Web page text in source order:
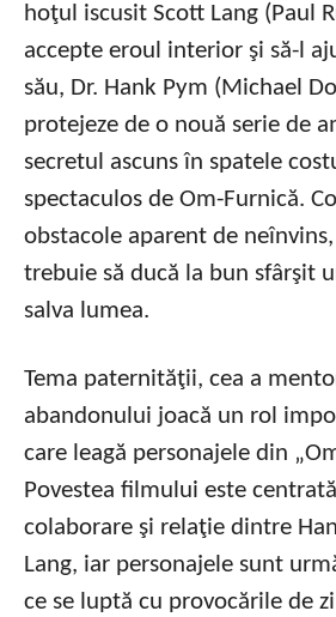
hoţul iscusit Scott Lang (Paul
accepte eroul interior şi să-l
său, Dr. Hank Pym (Michael
protejeze de o nouă serie de
secretul ascuns în spatele
spectaculos de Om-Furnică.
obstacole aparent de
trebuie să ducă la bun sfârşit
salva lumea.
Tema paternităţii, cea a
abandonului joacă un rol
care leagă personajele din
Povestea filmului este
colaborare şi relaţie dintre
Lang, iar personajele sunt
ce se luptă cu provocările de